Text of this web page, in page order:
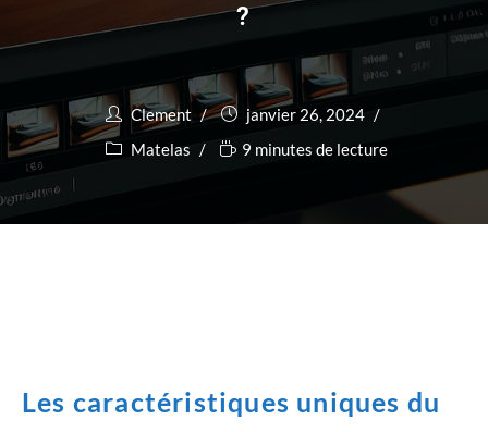
?
Clement
janvier 26, 2024
Matelas
9 minutes de lecture
Les caractéristiques uniques du